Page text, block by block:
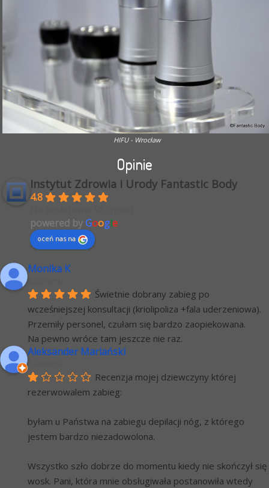
HIFU - Wrocław
Opinie
Instytut Zdrowia i Urody Fantastic Body
4.8
powered byGoogle
oceń nas na
Monika K
Świetnie dobrany zabieg po
wcześniejszej konsultacji (kriolipoliza +fala uderzeniowa).
Przemiły personel, czułam się bardzo zaopiekowana.
Na pewno wróce tam jeszcze nie raz.
Aleksander Mariański
Recenzja mojej dziewczyny której
rezerwowalem zabieg:
byłam u Państwa na zabiegu depilacji nóg, z którego
jestem bardzo niezadowolona.
Wszystko szło dobrze do momentu kiedy nie skończył się
wosk. Pani, która mnie obsługiwała postanowiła wtedy